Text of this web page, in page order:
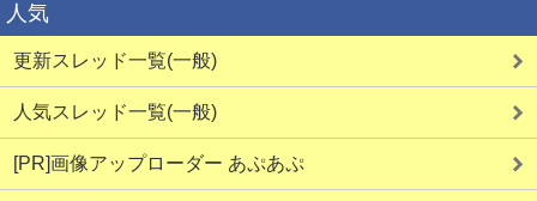
人気
更新スレッド一覧(一般)
人気スレッド一覧(一般)
[PR]画像アップローダー あぷあぷ